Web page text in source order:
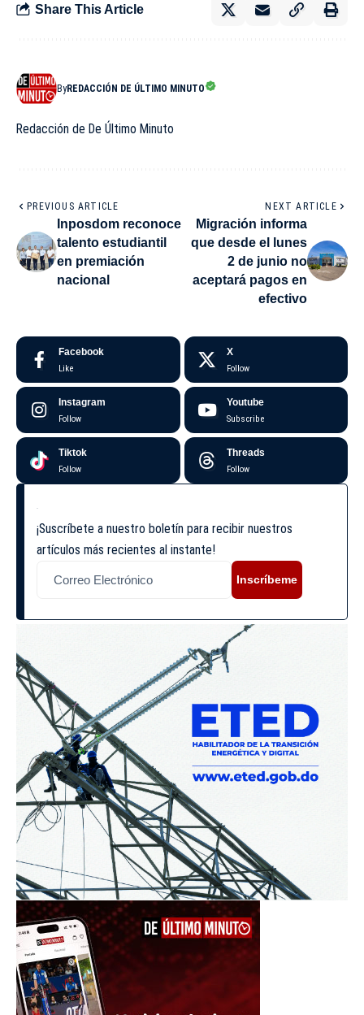
Share This Article
ByREDACCIÓN DE ÚLTIMO MINUTO
Redacción de De Último Minuto
PREVIOUS ARTICLE
Inposdom reconoce
talento estudiantil
en premiación
nacional
NEXT ARTICLE
Migración informa
que desde el lunes
2 de junio no
aceptará pagos en
efectivo
Facebook
Like
X
Follow
Instagram
Follow
Youtube
Subscribe
Tiktok
Follow
Threads
Follow
¡Suscríbete a nuestro boletín para recibir nuestros
artículos más recientes al instante!
Inscríbeme